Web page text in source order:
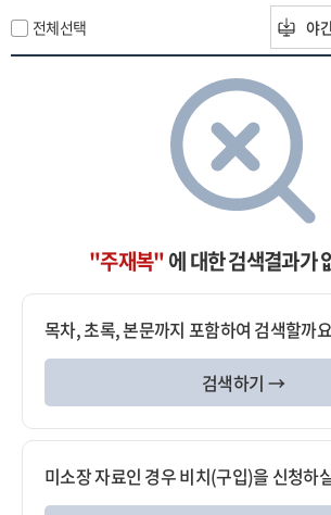
전체선택 야
"주재복"에 대한 검색결과가
목차, 초록, 본문까지 포함하여 검색할까
검색하기 →
미소장 자료인 경우 비치(구입)을 신청하